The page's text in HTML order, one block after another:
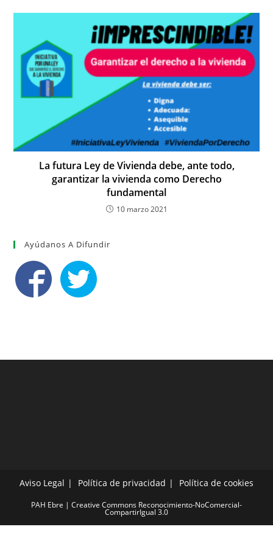
La futura Ley de Vivienda debe, ante todo,
garantizar la vivienda como Derecho
fundamental
10 marzo 2021
Ayúdanos A Difundir
Aviso Legal Política de privacidad Política de cookies
PAH Ebre | Creative Commons Reconocimiento-NoComercial-
CompartirIgual 3.0